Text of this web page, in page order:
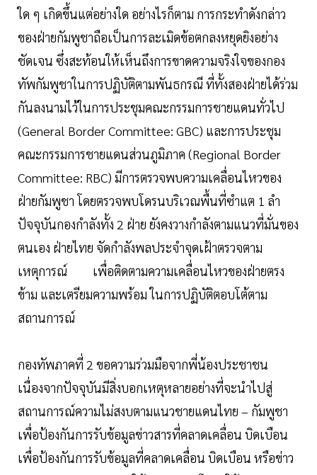
ใด ๆ เกิดขึ้นแต่อย่างใด อย่างไรก็ตาม การกระทำดังกล่าว
ของฝ่ายกัมพูชาถือเป็นการละเมิดข้อตกลงหยุดยิงอย่าง
ชัดเจน ซึ่งสะท้อนให้เห็นถึงการขาดความจริงใจของกอง
ทัพกัมพูชาในการปฏิบัติตามพันธกรณี ที่ทั้งสองฝ่ายได้ร่วม
กันลงนามไว้ในการประชุมคณะกรรมการชายแดนทั่วไป
(General Border Committee: GBC) และการประชุม
คณะกรรมการชายแดนส่วนภูมิภาค (Regional Border
Committee: RBC) มีการตรวจพบความเคลื่อนไหวของ
ฝ่ายกัมพูชา โดยตรวจพบโดรนบริเวณพื้นที่ซำแต 1 ลำ
ปัจจุบันกองกำลังทั้ง 2 ฝ่าย ยังคงวางกำลังตามแนวที่มั่นของ
ตนเอง ฝ่ายไทย จัดกำลังพลประจำจุดเฝ้าตรวจตาม
เหตุการณ์ เพื่อติดตามความเคลื่อนไหวของฝ่ายตรง
ข้าม และเตรียมความพร้อม ในการปฏิบัติตอบโต้ตาม
สถานการณ์
กองทัพภาคที่ 2 ขอความร่วมมือจากพี่น้องประชาชน
เนื่องจากปัจจุบันมีสิ่งบอกเหตุหลายอย่างที่จะนำไปสู่
สถานการณ์ความไม่สงบตามแนวชายแดนไทย – กัมพูชา
เพื่อป้องกันการรับข้อมูลข่าวสารที่คลาดเคลื่อน บิดเบือน
เพื่อป้องกันการรับข้อมูลที่คลาดเคลื่อน บิดเบือน หรือข่าว